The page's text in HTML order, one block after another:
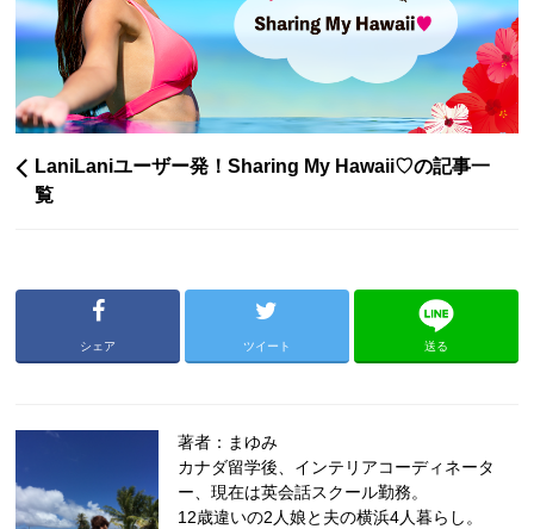
LaniLaniユーザー発！Sharing My Hawaii♡の記事一
覧
シェア ツイート 送る
著者：まゆみ
カナダ留学後、インテリアコーディネータ
ー、現在は英会話スクール勤務。
12歳違いの2人娘と夫の横浜4人暮らし。